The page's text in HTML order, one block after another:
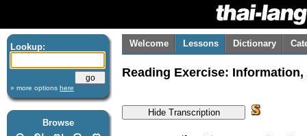
Lookup:
» more options here
Browse
Welcome Lessons Dictionary
Reading Exercise: